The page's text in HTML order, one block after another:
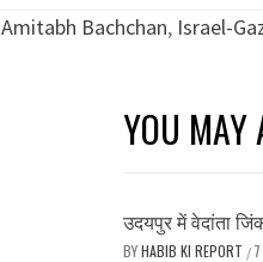
Amitabh Bachchan, Israel-
YOU MAY
उदयपुर में वेदांता
BYHABIB KI REPORT /